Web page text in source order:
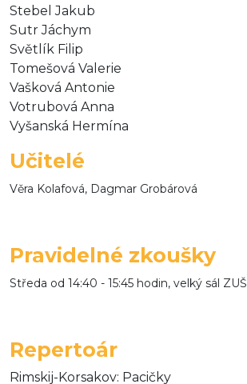
Stebel Jakub
Sutr Jáchym
Světlík Filip
Tomešová Valerie
Vašková Antonie
Votrubová Anna
Vyšanská Hermína
Učitelé
Věra Kolafová, Dagmar Grobárová
Pravidelné zkoušky
Středa od 14:40 - 15:45 hodin, velký sál ZUŠ
Repertoár
Rimskij-Korsakov: Pacičky